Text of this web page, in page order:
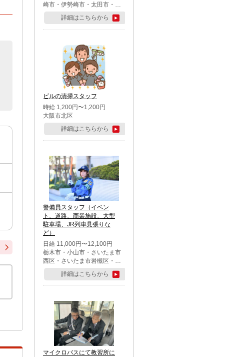
崎市・伊勢崎市・太田市・館
林市・藤岡市・大泉町・さい
たま市北区・川越市・熊谷
市・行田市・秩父市・所沢
市・鶴ケ島市・千葉市中央
区・市川市・松戸市・習志野
市・柏市・流山市・八千代
市・足立区・江戸川区・八王
子市・町田市
詳細はこちらから
ビルの清掃スタッフ
時給 1,200円〜1,200円
大阪市北区
詳細はこちらから
警備員スタッフ（イベン
ト、道路、商業施設、大型
駐車場、JR列車見張りな
ど）
日給 11,000円〜12,100円
栃木市・小山市・さいたま市
西区・さいたま市岩槻区・久
喜市・蓮田市
詳細はこちらから
マイクロバスにて教習所に